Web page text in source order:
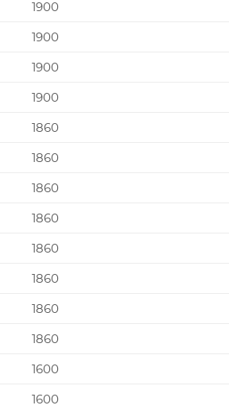
1900
1900
1900
1900
1860
1860
1860
1860
1860
1860
1860
1860
1600
1600